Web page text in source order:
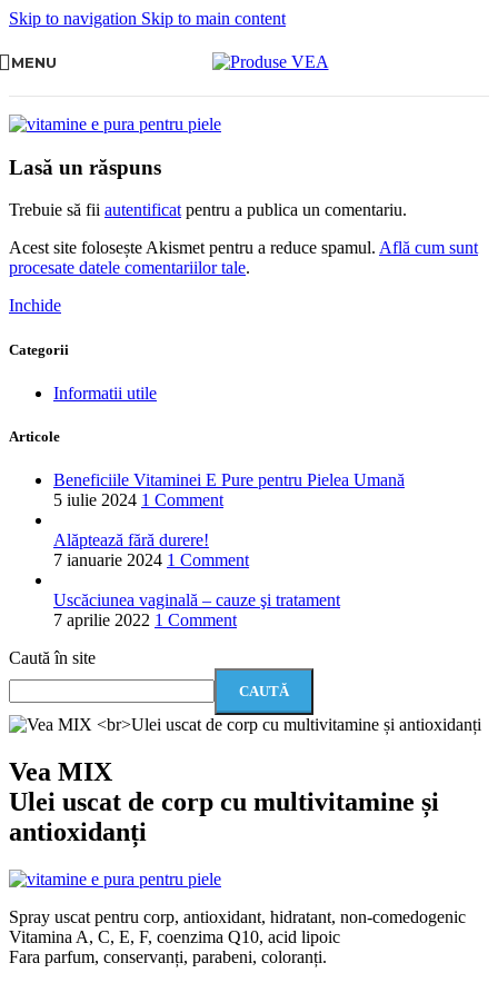
Skip to navigation Skip to main content
MENU
Lasă un răspuns
Trebuie să fii autentificatpentru a publica un comentariu.
Acest site folosește Akismet pentru a reduce spamul. Află cum sunt
procesate datele comentariilor tale.
Inchide
Categorii
Informatii utile
Articole
Beneficiile Vitaminei E Pure pentru Pielea Umană
5 iulie 2024 1 Comment
Alăptează fără durere!
7 ianuarie 2024 1 Comment
Uscăciunea vaginală – cauze şi tratament
7 aprilie 2022 1 Comment
Caută în site
CAUTĂ
Vea MIX
Ulei uscat de corp cu multivitamine și
antioxidanți
Spray uscat pentru corp, antioxidant, hidratant, non-comedogenic
Vitamina A, C, E, F, coenzima Q10, acid lipoic
Fara parfum, conservanți, parabeni, coloranți.